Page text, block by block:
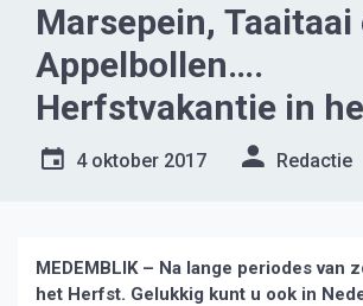
Marsepein, Taaitaai
Appelbollen….
Herfstvakantie in
Bakkerijmuseum
4 oktober 2017 Redactie
MEDEMBLIK – Na lange periodes van
het Herfst. Gelukkig kunt u ook in